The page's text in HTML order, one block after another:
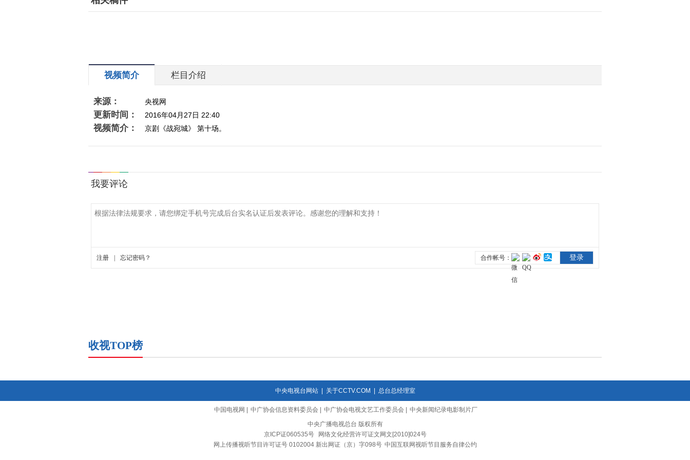
视频简介 栏目介绍
来源： 央视网
更新时间： 2016年04月27日 22:40
视频简介： 京剧《战宛城》 第十场。
收视TOP榜
中央电视台网站| 关于CCTV.COM 总台总经理室
中国电视网 中广协会信息资料委员会 中广协会电视文艺工作委员会
中央新闻纪录电影制片厂
中央广播电视总台 版权所有
京ICP证060535号
网络文化经营许可证文网文[2010]024号
网上传播视听节目许可证号 0102004 新出网证（京）字098号 中国互联网视听节目服务自律公约